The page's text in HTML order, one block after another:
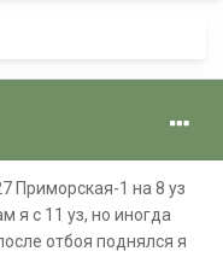
Приморская-1 на 8 уз
я с 11 уз, но иногда
отбоя поднялся я